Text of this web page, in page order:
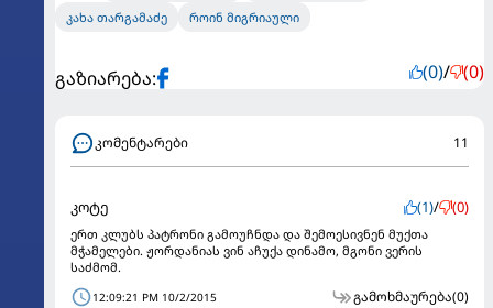
კახა თარგამაძე როინ მიგრიაული
გაზიარება: (0)/ (0)
კომენტარები 11
კოტე (1)/ (0)
ერთ კლუბს პატრონი გამოუჩნდა და შემოესივნენ მუქთა
მჭამელები. ჟორდანიას ვინ აჩუქა დინამო, მგონი ვერის
საძმომ.
12:09:21 PM 10/2/2015 გამოხმაურება(0)